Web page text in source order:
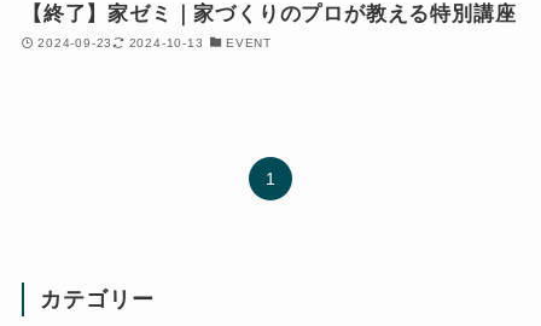
【終了】家ゼミ｜家づくりのプロが教える特別講座
2024-09-23 2024-10-13 EVENT
1
カテゴリー